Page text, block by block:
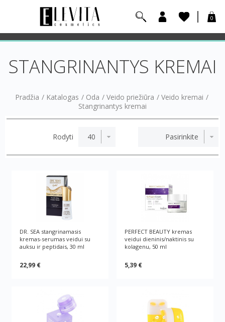
0
STANGRINANTYS KREMAI
Pradžia / Katalogas / Oda / Veido priežiūra / Veido kremai /
Stangrinantys kremai
Rodyti
DR. SEA stangrinamasis
kremas-serumas veidui su
auksu ir peptidais, 30 ml
22,99 €
PERFECT BEAUTY kremаs
veidui dieninis/naktinis su
kolagenu, 50 ml
5,39 €